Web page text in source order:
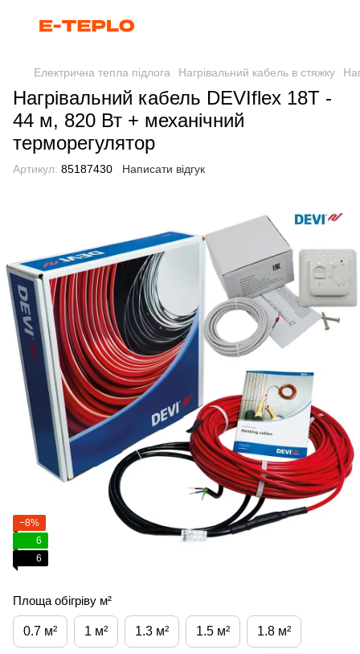
Електрична тепла підлога Нагрівальний кабель в стяжку
Нагрівальний кабель DEVIflex 18T -
44 м, 820 Вт + механічний
терморегулятор
Артикул: 85187430 Написати відгук
−8%
6
6
Площа обігріву м²
0.7 м² 1 м² 1.3 м² 1.5 м² 1.8 м²